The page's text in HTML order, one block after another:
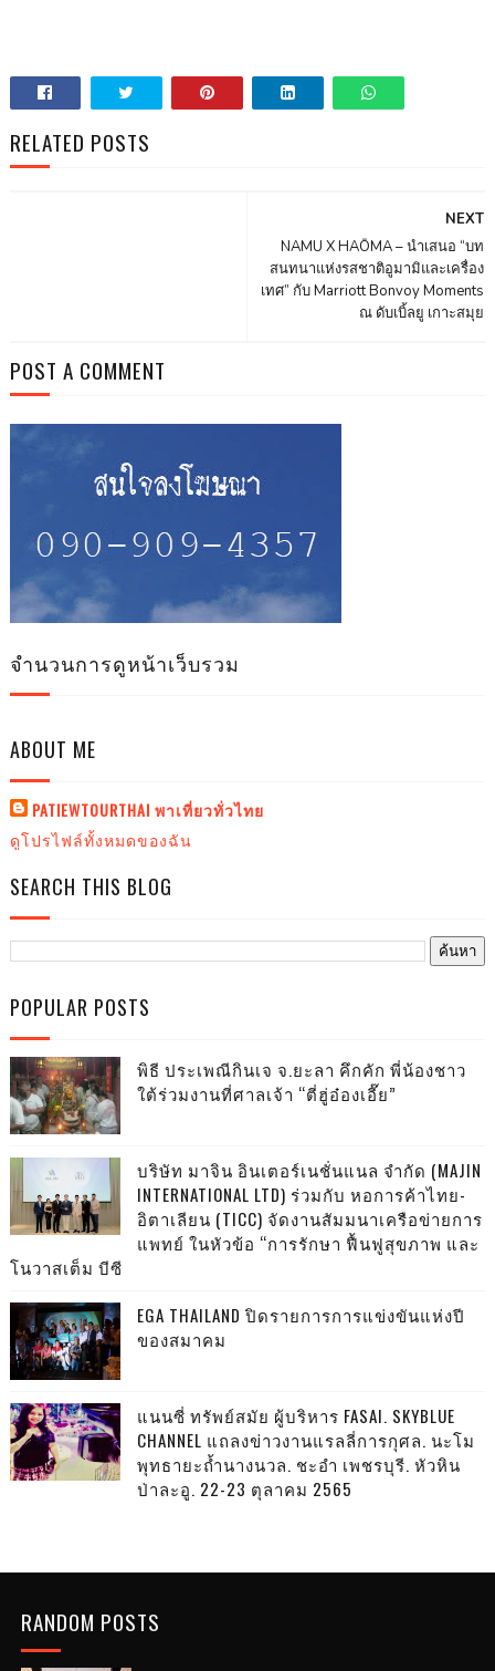
RELATED POSTS
NEXT
NAMU X HAŌMA – นำเสนอ “บท
สนทนาแห่งรสชาติอูมามิและเครื่อง
เทศ” กับ Marriott Bonvoy Moments
ณ ดับเบิ้ลยู เกาะสมุย
POST A COMMENT
จำนวนการดูหน้าเว็บรวม
ABOUT ME
PATIEWTOURTHAI พาเที่ยวทั่วไทย
ดูโปรไฟล์ทั้งหมดของฉัน
SEARCH THIS BLOG
POPULAR POSTS
พิธี ประเพณีกินเจ จ.ยะลา คึกคัก พี่น้องชาว
ใต้ร่วมงานที่ศาลเจ้า “ตี่ฮู่อ๋องเอี๊ย”
บริษัท มาจิน อินเตอร์เนชั่นแนล จำกัด (MAJIN
INTERNATIONAL LTD) ร่วมกับ หอการค้าไทย-
อิตาเลียน (TICC) จัดงานสัมมนาเครือข่ายการ
แพทย์ ในหัวข้อ “การรักษา ฟื้นฟูสุขภาพ และ
โนวาสเต็ม บีซี
EGA THAILAND ปิดรายการการแข่งขันแห่งปี
ของสมาคม
แนนซี่ ทรัพย์สมัย ผู้บริหาร FASAI. SKYBLUE
CHANNEL แถลงข่าวงานแรลลี่การกุศล. นะโม
พุทธายะถ้ำนางนวล. ชะอำ เพชรบุรี. หัวหิน
ป่าละอู. 22-23 ตุลาคม 2565
RANDOM POSTS